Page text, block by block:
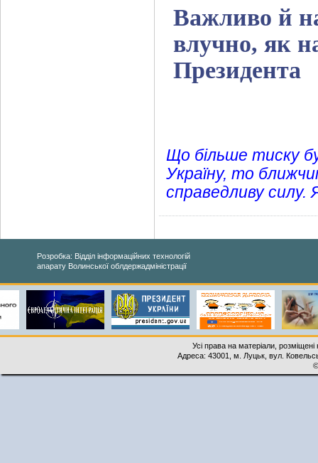
Важливо й
влучно, як
Президента
Що більше тиску
Україну, то
справедливу силу.
Розробка: Відділ інформаційних технологій
апарату Волинської облдержадміністрації
Усі права на матеріали,
Адреса: 43001, м. Луцьк, вул.